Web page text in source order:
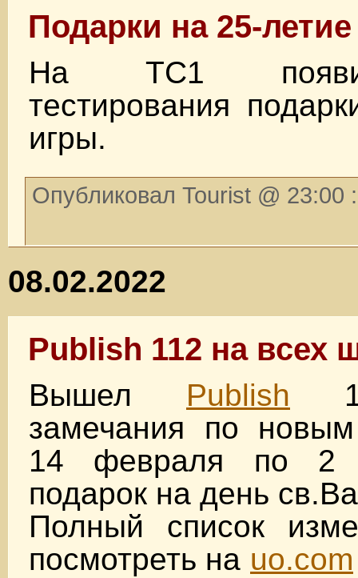
Подарки на 25-
На TC1
тестирования
игры.
Опубликовал Tourist @ 23:00
08.02.2022
Publish 112 на всех
Вышел Publish
замечания по
14 февраля по 2
подарок на день
Полный список
посмотреть на uo.com